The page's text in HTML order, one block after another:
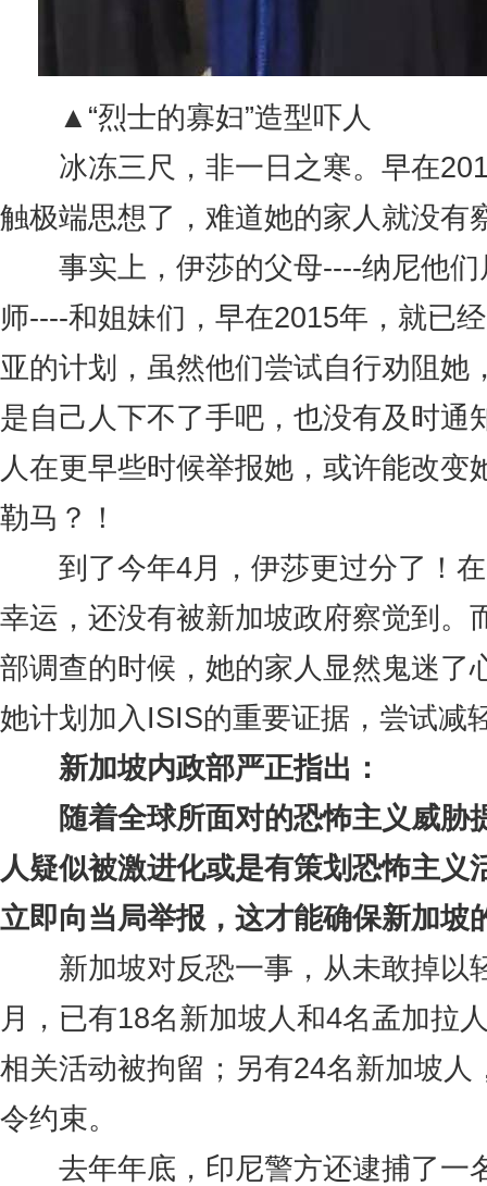
▲“烈士的寡妇”造型吓人
冰冻三尺，非一日之寒。早在
触极端思想了，难道她的家人就没有
事实上，伊莎的父母----纳尼他们
师----和姐妹们，早在2015年，就已
亚的计划，虽然他们尝试自行劝阻她
是自己人下不了手吧，也没有及时通
人在更早些时候举报她，或许能改变
勒马？！
到了今年4月，伊莎更过分了！在
幸运，还没有被新加坡政府察觉到。
部调查的时候，她的家人显然鬼迷了
她计划加入ISIS的重要证据，尝试减
新加坡内政部严正指出：
随着全球所面对的恐怖主义威胁
人疑似被激进化或是有策划恐怖主义
立即向当局举报，这才能确保新加坡
新加坡对反恐一事，从未敢掉以
月，已有18名新加坡人和4名孟加拉
相关活动被拘留；另有24名新加坡人
令约束。
去年年底，印尼警方还逮捕了一